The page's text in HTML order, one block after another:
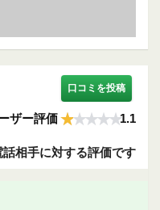
口コミを投稿
ザー評価 1.1
話相手に対する評価です